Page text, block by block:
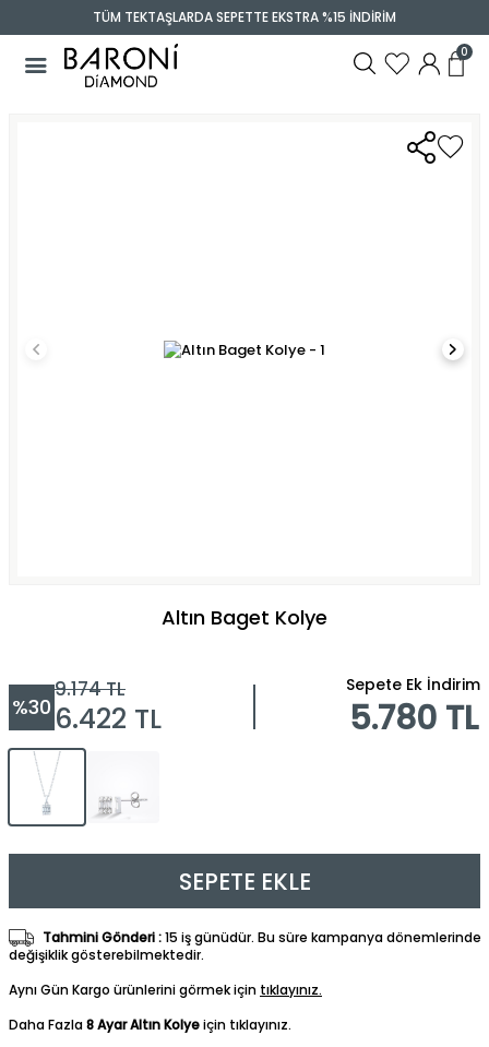
TÜM TEKTAŞLARDA SEPETTE EKSTRA %15 İNDİRİM
0
Altın Baget Kolye
%30
9.174TL
6.422 TL
Sepete Ek İndirim
5.780 TL
SEPETE EKLE
Tahmini Gönderi :15 iş günüdür. Bu süre kampanya dönemlerinde
değişiklik gösterebilmektedir.
Aynı Gün Kargo ürünlerini görmek için tıklayınız.
Daha Fazla8 Ayar Altın Kolyeiçin tıklayınız.